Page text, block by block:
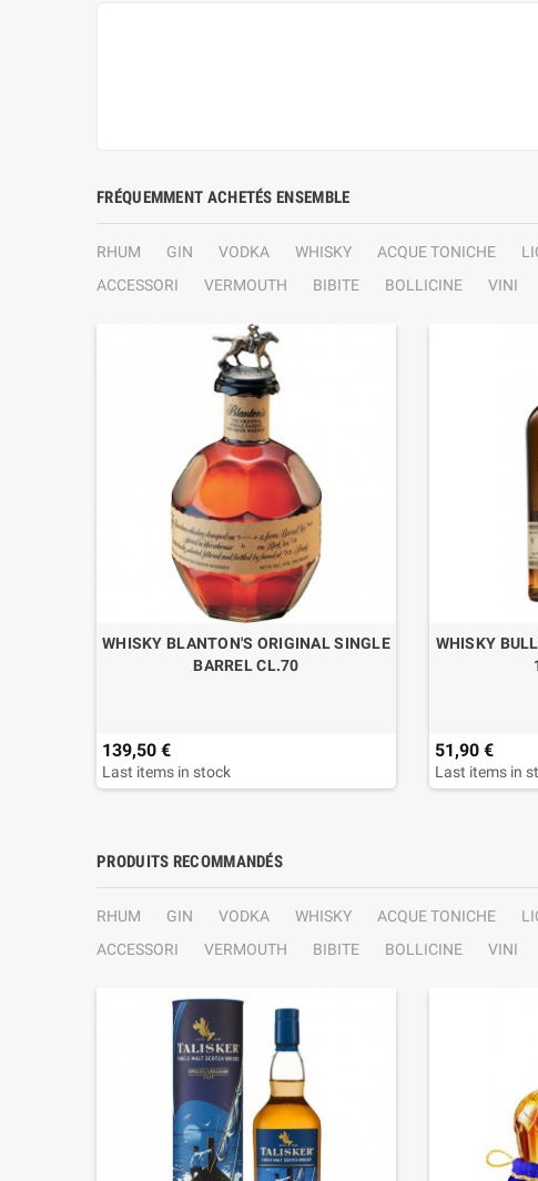
FRÉQUEMMENT ACHETÉS ENSEMBLE
RHUM GIN VODKA WHISKY ACQUE TONICHE
ACCESSORI
VERMOUTH BIBITE BOLLICINE VINI
WHISKY BLANTON'S ORIGINAL SINGLE
BARREL CL.70
139,50 €
Last items in stock
WHISKY
51,90 €
Last items in
PRODUITS RECOMMANDÉS
RHUM GIN VODKA WHISKY ACQUE TONICHE
ACCESSORI
VERMOUTH BIBITE BOLLICINE VINI